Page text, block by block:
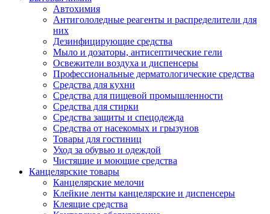
Автохимия
Антигололедные реагенты и распределители для
них
Дезинфицирующие средства
Мыло и дозаторы, антисептические гели
Освежители воздуха и диспенсеры
Профессиональные дерматологические средства
Средства для кухни
Средства для пищевой промышленности
Средства для стирки
Средства защиты и спецодежда
Средства от насекомых и грызунов
Товары для гостиниц
Уход за обувью и одеждой
Чистящие и моющие средства
Канцелярские товары
Канцелярские мелочи
Клейкие ленты канцелярские и диспенсеры
Клеящие средства